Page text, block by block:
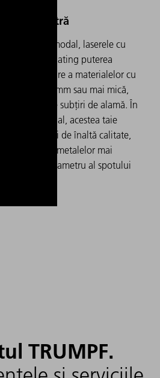
regim monomodal, laserele cu
TruFiber G ating puterea
de debitare a materialelor cu
grosime de 1 mm sau mai mică,
ar fi tablele subțiri de alamă. În
multimodal, acestea taie
precise și de înaltă calitate,
și în cazul metalelor mai
cu un diametru al spotului
TRUMPF.